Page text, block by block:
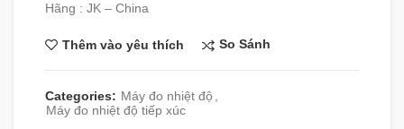
Hãng : JK – China
Thêm vào yêu thích So Sánh
Categories: Máy đo nhiệt độ
Máy đo nhiệt độ tiếp xúc